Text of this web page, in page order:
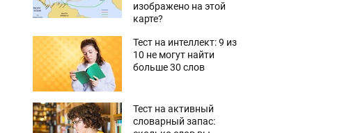
изображено на этой
карте?
Тест на интеллект: 9 из
10 не могут найти
больше 30 слов
Тест на активный
словарный запас: